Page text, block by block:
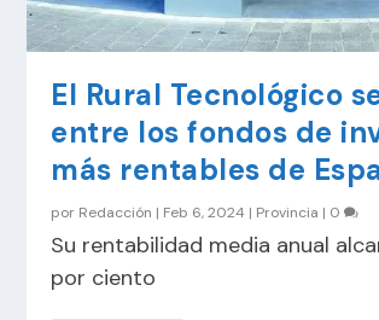
El Rural Tecnológico
entre los fondos de
más rentables de
por Redacción | Feb 6, 2024 | Provincia | 0
Su rentabilidad media anual
por ciento